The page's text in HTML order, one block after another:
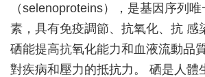
（selenoproteins），是基因序列
素，具有免疫調節、抗氧化、抗 感
硒能提高抗氧化能力和血液流動品
對疾病和壓力的抵抗力。 硒是人體